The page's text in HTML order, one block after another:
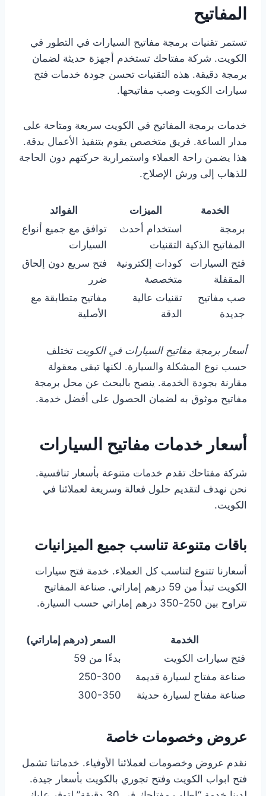
المفاتيح
تستمر تقنيات برمجة مفاتيح السيارات في التطور في
الكويت. شركة مفتاحك تستخدم أجهزة حديثة لضمان
برمجة دقيقة. هذه التقنيات تحسن جودة خدمات فتح
سيارات الكويت وصب مفاتيحها.
خدمات برمجة المفاتيح في الكويت سريعة ومتاحة على
مدار الساعة. فريق متخصص يقوم بتنفيذ الأعمال بدقة.
هذا يضمن راحة العملاء واستمرارية حركتهم دون الحاجة
للذهاب إلى ورش الإصلاح.
الخدمة الميزات
الفوائد
برمجة
المفاتيح الذكية
استخدام أحدث
التقنيات
توافق مع جميع أنواع
السيارات
فتح السيارات
المقفلة
كودات إلكترونية
متخصصة
فتح سريع دون إلحاق
ضرر
صب مفاتيح
جديدة
تقنيات عالية
الدقة
مفاتيح متطابقة مع
الأصلية
أسعار برمجة مفاتيح السيارات في الكويت تختلف
حسب نوع المشكلة والسيارة. لكنها تبقى معقولة
مقارنة بجودة الخدمة. ينصح بالبحث عن محل برمجة
مفاتيح موثوق به لضمان الحصول على أفضل خدمة.
أسعار خدمات مفاتيح السيارات
شركة مفتاحك تقدم خدمات متنوعة بأسعار تنافسية.
نحن نهدف لتقديم حلول فعالة وسريعة لعملائنا في
الكويت.
باقات متنوعة تناسب جميع الميزانيات
أسعارنا تتنوع لتناسب كل العملاء. خدمة فتح سيارات
الكويت تبدأ من 59 درهم إماراتي. صناعة المفاتيح
تتراوح بين 250-350 درهم إماراتي حسب السيارة.
الخدمة
السعر (درهم إماراتي)
فتح سيارات الكويت
بدءًا من 59
صناعة مفتاح لسيارة قديمة
250-300
صناعة مفتاح لسيارة حديثة
300-350
عروض وخصومات خاصة
نقدم عروض وخصومات لعملائنا الأوفياء. خدماتنا تشمل
فتح ابواب الكويت وفتح تجوري بالكويت بأسعار جيدة.